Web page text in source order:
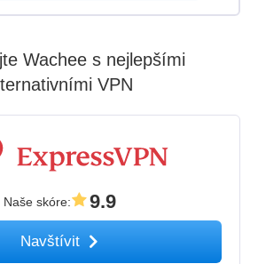
Wachee s nejlepšími
VPN
Naše skóre: 9.9
Navštívit